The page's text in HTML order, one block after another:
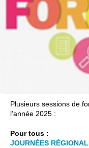
Plusieurs sessions de
l’année 2025 :
Pour tous :
JOURNÉES